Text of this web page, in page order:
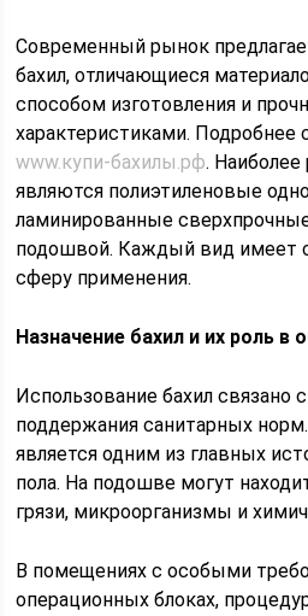
Современный рынок
бахил, отличающиеся
способом изготовления и
характеристиками. Подробнее
www.купи-бахилы.рф.
являются полиэтиленовые
ламинированные
подошвой. Каждый вид имеет
сферу применения.
Назначение бахил и их роль в
Использование бахил связано
поддержания санитарных
является одним из главных
пола. На подошве могут
грязи, микроорганизмы и
В помещениях с особыми
операционных блоках,